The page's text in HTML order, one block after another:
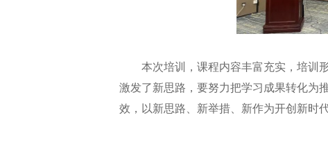
本次培训，课程内容丰富充实，培训形
激发了新思路，要努力把学习成果转化为
效，以新思路、新举措、新作为开创新时